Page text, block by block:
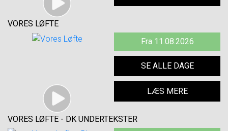
VORES LØFTE
Fra 11.08.2026
SE ALLE DAGE
LÆS MERE
VORES LØFTE - DK UNDERTEKSTER